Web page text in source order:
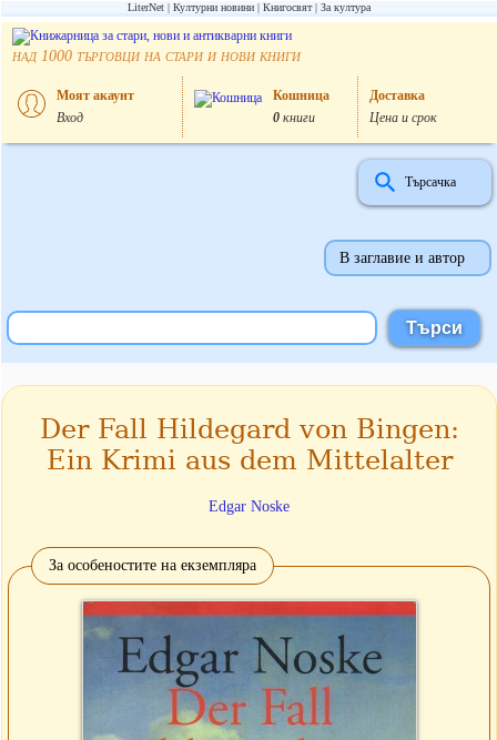
LiterNet Културни новини Книгосвят За култура
над 1000 търговци на стари и нови книги
Моят акаунт
Вход
Кошница
0книги
Доставка
Цена и срок
Търсачка
В заглавие и автор
Der Fall Hildegard von Bingen:
Ein Krimi aus dem Mittelalter
Edgar Noske
За особеностите на екземпляра